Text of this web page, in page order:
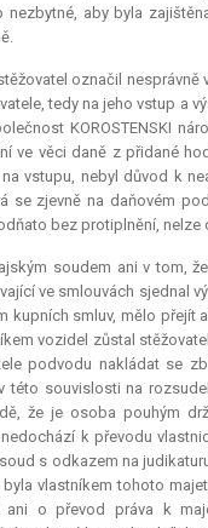
nezbytné, aby byla
označil
tedy na jeho vstup a
KOROSTENSKI
ve věci daně z přidané
vstupu, nebyl důvod k
se zjevně na daňovém
bez protiplnění, nelze
soudem ani v tom,
ve smlouvách sjednal
kupních smluv, mělo přejít
vozidel zůstal
podvodu nakládat se
této souvislosti na
že je osoba pouhým
k převodu
s odkazem na
vlastníkem tohoto
ani o převod práva k